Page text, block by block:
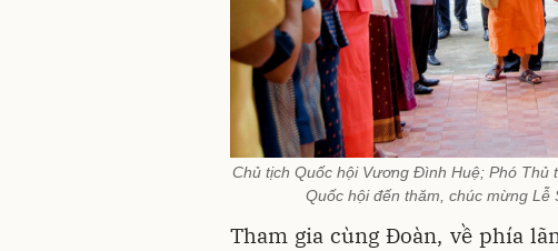
Chủ tịch Quốc hội Vương Đình Huệ; Phó
Quốc hội đến thăm, chúc mừng Lễ
Tham gia cùng Đoàn, về phía